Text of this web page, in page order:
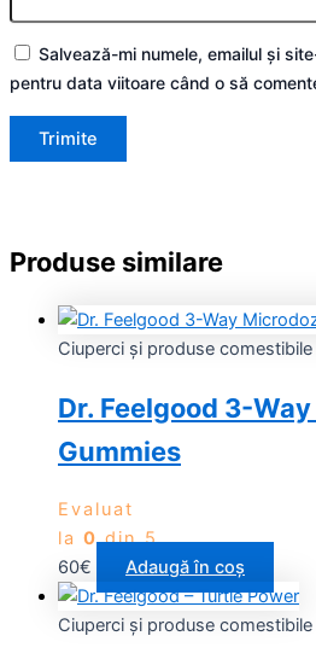
Salvează-mi numele, emailul și
pentru data viitoare când o să
Produse similare
Ciuperci și produse
Dr. Feelgood 3-
Gummies
Evaluat
la 0din 5
60€ Adaugă în coș
Ciuperci și produse